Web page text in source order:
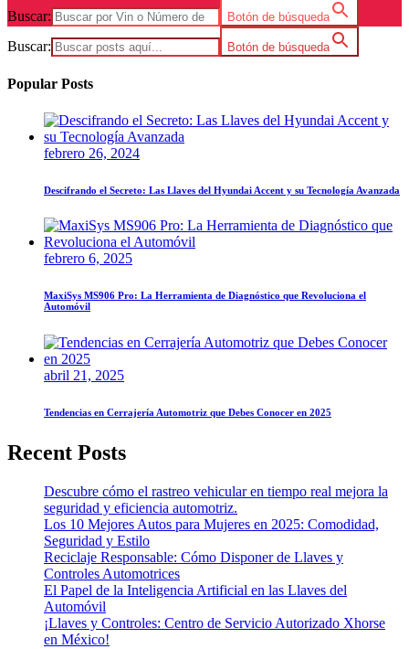
Buscar: Botón de búsqueda
Buscar: Botón de búsqueda
Popular Posts
febrero 26, 2024
Descifrando el Secreto: Las Llaves del Hyundai Accent y su Tecnología Avanzada
febrero 6, 2025
MaxiSys MS906 Pro: La Herramienta de Diagnóstico que Revoluciona el
Automóvil
abril 21, 2025
Tendencias en Cerrajería Automotriz que Debes Conocer en 2025
Recent Posts
Descubre cómo el rastreo vehicular en tiempo real mejora la
seguridad y eficiencia automotriz.
Los 10 Mejores Autos para Mujeres en 2025: Comodidad,
Seguridad y Estilo
Reciclaje Responsable: Cómo Disponer de Llaves y
Controles Automotrices
El Papel de la Inteligencia Artificial en las Llaves del
Automóvil
¡Llaves y Controles: Centro de Servicio Autorizado Xhorse
en México!